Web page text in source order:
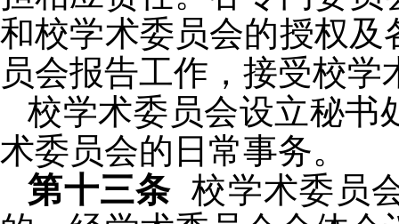
和校学术委员会的授权
员会报告工作，接受校
校学术委员会设立秘书
术委员会的日常事务。
第十三条 校学术委员